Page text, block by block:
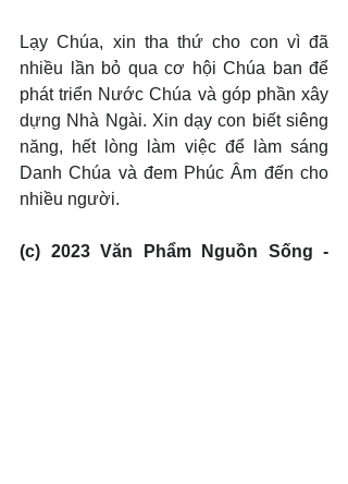
Lạy Chúa, xin tha thứ cho con vì đã
nhiều lần bỏ qua cơ hội Chúa ban để
phát triển Nước Chúa và góp phần xây
dựng Nhà Ngài. Xin dạy con biết siêng
năng, hết lòng làm việc để làm sáng
Danh Chúa và đem Phúc Âm đến cho
nhiều người.
(c) 2023 Văn Phẩm Nguồn Sống -